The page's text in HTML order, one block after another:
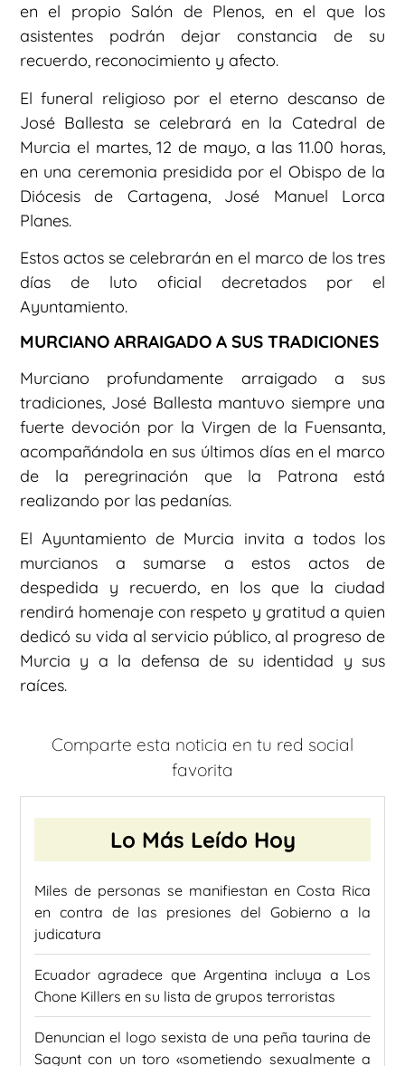
en el propio Salón de Plenos, en el que los
asistentes podrán dejar constancia de su
recuerdo, reconocimiento y afecto.
El funeral religioso por el eterno descanso de
José Ballesta se celebrará en la Catedral de
Murcia el martes, 12 de mayo, a las 11.00 horas,
en una ceremonia presidida por el Obispo de la
Diócesis de Cartagena, José Manuel Lorca
Planes.
Estos actos se celebrarán en el marco de los tres
días de luto oficial decretados por el
Ayuntamiento.
MURCIANO ARRAIGADO A SUS TRADICIONES
Murciano profundamente arraigado a sus
tradiciones, José Ballesta mantuvo siempre una
fuerte devoción por la Virgen de la Fuensanta,
acompañándola en sus últimos días en el marco
de la peregrinación que la Patrona está
realizando por las pedanías.
El Ayuntamiento de Murcia invita a todos los
murcianos a sumarse a estos actos de
despedida y recuerdo, en los que la ciudad
rendirá homenaje con respeto y gratitud a quien
dedicó su vida al servicio público, al progreso de
Murcia y a la defensa de su identidad y sus
raíces.
Comparte esta noticia en tu red social
favorita
Lo Más Leído Hoy
Miles de personas se manifiestan en Costa Rica
en contra de las presiones del Gobierno a la
judicatura
Ecuador agradece que Argentina incluya a Los
Chone Killers en su lista de grupos terroristas
Denuncian el logo sexista de una peña taurina de
Sagunt con un toro «sometiendo sexualmente a